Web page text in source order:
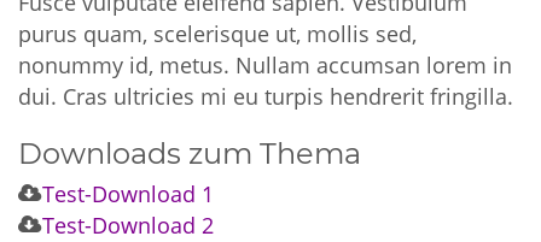
purus quam, scelerisque ut, mollis sed,
nonummy id, metus. Nullam accumsan lorem in
dui. Cras ultricies mi eu turpis hendrerit fringilla.
Downloads zum Thema
Test-Download 1
Test-Download 2